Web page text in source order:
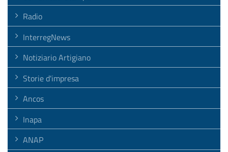
Radio
InterregNews
Notiziario Artigiano
Storie d'impresa
Ancos
Inapa
ANAP